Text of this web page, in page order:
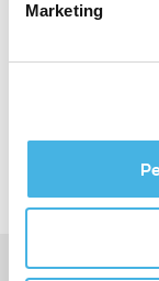
Marketing
Anterior